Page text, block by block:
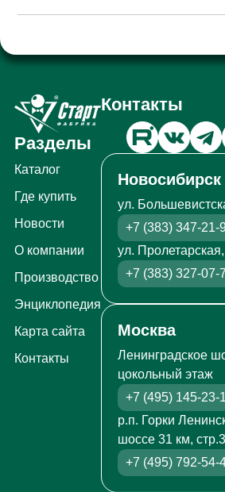
Разделы
Каталог
Где купить
Новости
О компании
Производство
Энциклопедия
Карта сайта
Контакты
Контакты
Новосибирск
ул.
+7 (383) 347-21-
ул.
+7 (383) 327-07-
Москва
Ленинградское
цокольный этаж
+7 (495) 145-23-
р.п. Горки
шоссе 31 км,
+7 (495) 792-54-